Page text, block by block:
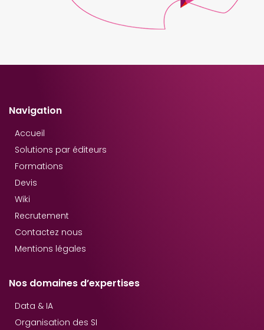
Navigation
Accueil
Solutions par éditeurs
Formations
Devis
Wiki
Recrutement
Contactez nous
Mentions légales
Nos domaines d’expertises
Data & IA
Organisation des SI